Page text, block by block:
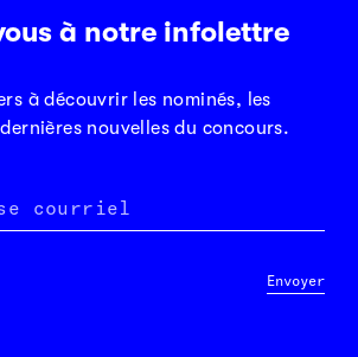
à notre infolettre
à découvrir les nominés, les
nouvelles du concours.
courriel
Envoyer